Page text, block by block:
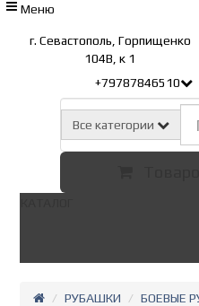
Меню
г. Севастополь, Горпищенко
104В, к 1
+79787846510
Все категории
РУБАШКИ БОЕВЫЕ